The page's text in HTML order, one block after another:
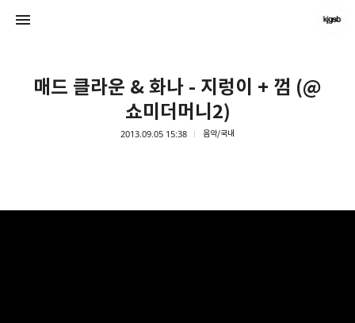
매드 클라운 & 화나 - 지렁이 + 껌 (@
쇼미더머니2)
2013.09.05 15:38 음악/국내